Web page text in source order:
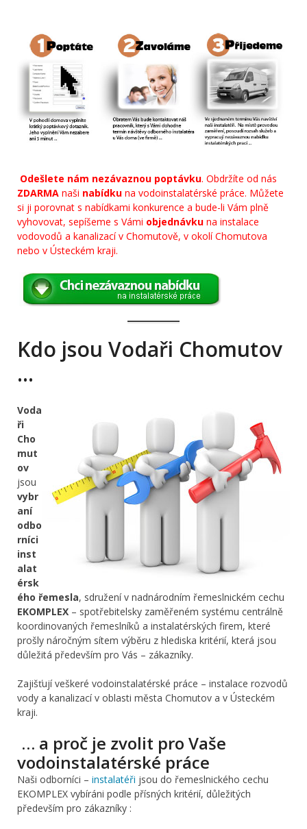
Odešlete nám nezávaznou poptávku. Obdržíte od nás
ZDARMA naši nabídku na vodoinstalatérské práce. Můžete
si ji porovnat s nabídkami konkurence a bude-li Vám plně
vyhovovat, sepíšeme s Vámi objednávku na instalace
vodovodů a kanalizací v Chomutově, v okolí Chomutova
nebo v Ústeckém kraji.
Kdo jsou Vodaři Chomutov
…
Voda
ři
Cho
mut
ov
jsou
vybr
aní
odbo
rníci
inst
alat
érsk
ého řemesla, sdružení v nadnárodním řemeslnickém cechu
EKOMPLEX – spotřebitelsky zaměřeném systému centrálně
koordinovaných řemeslníků a instalatérských firem, které
prošly náročným sítem výběru z hlediska kritérií, která jsou
důležitá především pro Vás – zákazníky.
Zajišťují veškeré vodoinstalatérské práce – instalace rozvodů
vody a kanalizací v oblasti města Chomutov a v Ústeckém
kraji.
… a proč je zvolit pro Vaše
vodoinstalatérské práce
Naši odborníci – instalatéři jsou do řemeslnického cechu
EKOMPLEX vybíráni podle přísných kritérií, důležitých
především pro zákazníky :